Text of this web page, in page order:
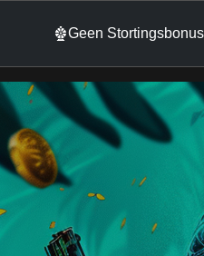
Geen Stortingsbonus